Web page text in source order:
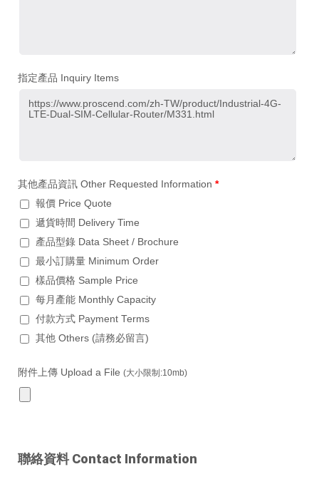
指定產品 Inquiry Items
其他產品資訊 Other Requested Information *
報價 Price Quote
遞貨時間 Delivery Time
產品型錄 Data Sheet / Brochure
最小訂購量 Minimum Order
樣品價格 Sample Price
每月產能 Monthly Capacity
付款方式 Payment Terms
其他 Others (請務必留言)
附件上傳 Upload a File (大小限制:10mb)
聯絡資料 Contact Information